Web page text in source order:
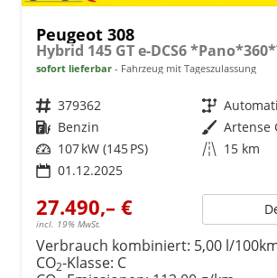
Peugeot 308
sofort lieferbar Fahrzeug mit Tageszulassung
Fahrzeugnr. 379362 Getriebe
Kraftstoff Benzin Außenfarbe Artense
Leistung 107 kW (145 PS) Kilometerstand 15 km
01.12.2025
27.490,– €
incl. 19% MwSt.
Verbrauch kombiniert: 5,00 l/
CO2-Klasse: C